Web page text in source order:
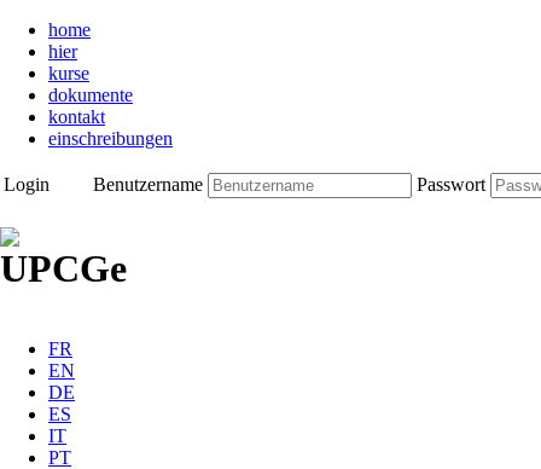
home
hier
kurse
dokumente
kontakt
einschreibungen
Login Benutzername Passwort
FR
EN
DE
ES
IT
PT